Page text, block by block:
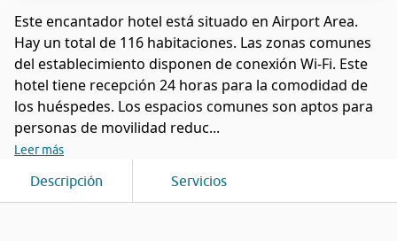
Este encantador hotel está situado en Airport Area.
Hay un total de 116 habitaciones. Las zonas comunes
del establecimiento disponen de conexión Wi-Fi. Este
hotel tiene recepción 24 horas para la comodidad de
los huéspedes. Los espacios comunes son aptos para
personas de movilidad reduc...
Leer más
Descripción Servicios